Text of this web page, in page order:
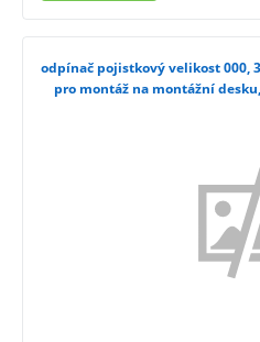
odpínač pojistkový velikost 000,
pro montáž na montážní